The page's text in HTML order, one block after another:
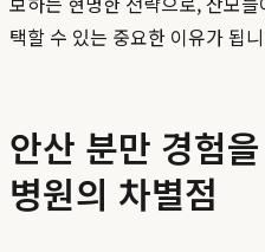
택할 수 있는 중요한 이유가 됩
안산 분만 경험
병원의 차별점